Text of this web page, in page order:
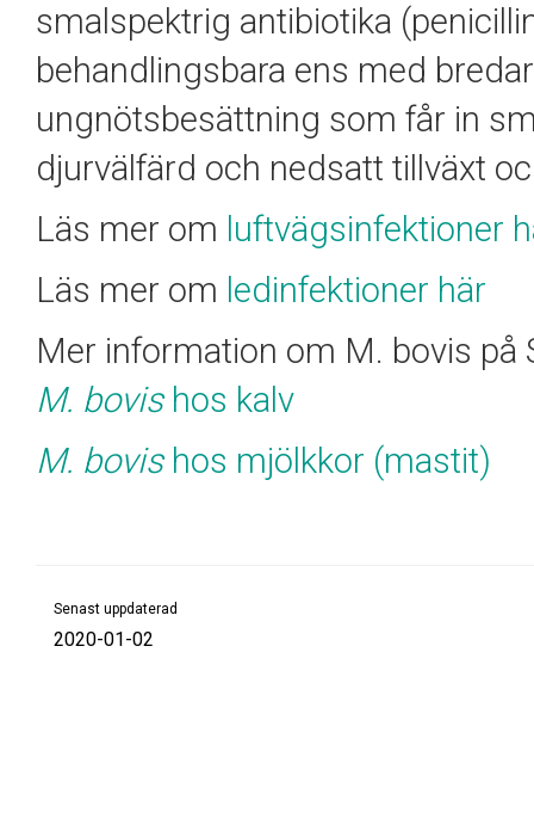
smalspektrig antibiotika
behandlingsbara ens med
ungnötsbesättning som får in
djurvälfärd och nedsatt tillväxt
Läs mer om luftvägsinfektioner
Läs mer om ledinfektioner här
Mer information om M. bovis på
M. bovishos kalv
M. bovishos mjölkkor (mastit)
Senast uppdaterad
2020-01-02